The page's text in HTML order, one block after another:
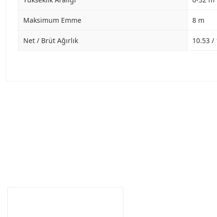
Maksimum Emme 8 m
Net / Brüt Ağırlık 10.53 /
Tüm